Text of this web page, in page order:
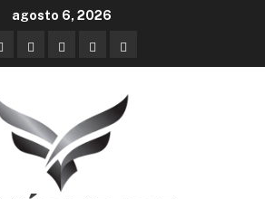
agosto 6, 2026